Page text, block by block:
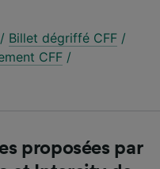
/ Billet dégriffé CFF /
CFF /
proposées par